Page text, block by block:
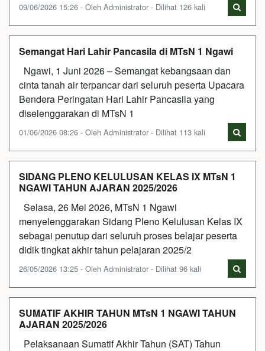
09/06/2026 15:26 - Oleh Administrator - Dilihat 126 kali
Semangat Hari Lahir Pancasila di MTsN 1 Ngawi
Ngawi, 1 Juni 2026 – Semangat kebangsaan dan
cinta tanah air terpancar dari seluruh peserta Upacara
Bendera Peringatan Hari Lahir Pancasila yang
diselenggarakan di MTsN 1
01/06/2026 08:26 - Oleh Administrator - Dilihat 113 kali
SIDANG PLENO KELULUSAN KELAS IX MTsN 1
NGAWI TAHUN AJARAN 2025/2026
Selasa, 26 Mei 2026, MTsN 1 Ngawi
menyelenggarakan Sidang Pleno Kelulusan Kelas IX
sebagai penutup dari seluruh proses belajar peserta
didik tingkat akhir tahun pelajaran 2025/2
26/05/2026 13:25 - Oleh Administrator - Dilihat 96 kali
SUMATIF AKHIR TAHUN MTsN 1 NGAWI TAHUN
AJARAN 2025/2026
Pelaksanaan Sumatif Akhir Tahun (SAT) Tahun